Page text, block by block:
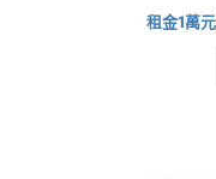
租金1萬